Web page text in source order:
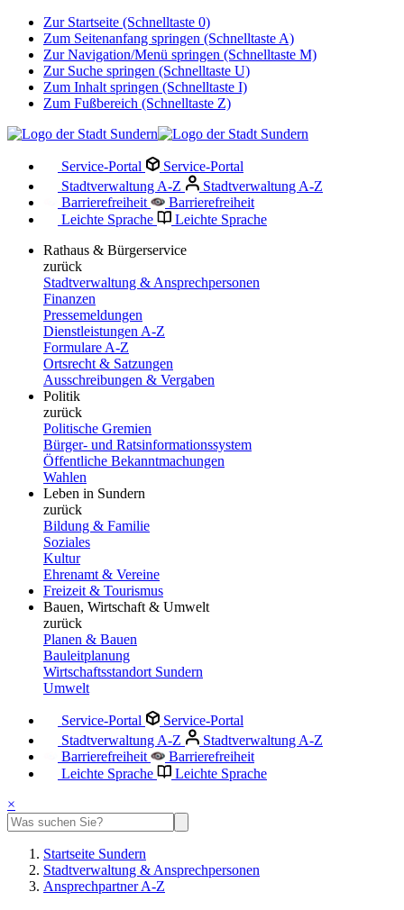
Zur Startseite (Schnelltaste 0)
Zum Seitenanfang springen (Schnelltaste A)
Zur Navigation/Menü springen (Schnelltaste M)
Zur Suche springen (Schnelltaste U)
Zum Inhalt springen (Schnelltaste I)
Zum Fußbereich (Schnelltaste Z)
Service-Portal
Service-Portal
Stadtverwaltung A-Z
Stadtverwaltung A-Z
Barrierefreiheit
Barrierefreiheit
Leichte Sprache
Leichte Sprache
Rathaus & Bürgerservice
zurück
Stadtverwaltung & Ansprechpersonen
Finanzen
Pressemeldungen
Dienstleistungen A-Z
Formulare A-Z
Ortsrecht & Satzungen
Ausschreibungen & Vergaben
Politik
zurück
Politische Gremien
Bürger- und Ratsinformationssystem
Öffentliche Bekanntmachungen
Wahlen
Leben in Sundern
zurück
Bildung & Familie
Soziales
Kultur
Ehrenamt & Vereine
Freizeit & Tourismus
Bauen, Wirtschaft & Umwelt
zurück
Planen & Bauen
Bauleitplanung
Wirtschaftsstandort Sundern
Umwelt
Service-Portal
Service-Portal
Stadtverwaltung A-Z
Stadtverwaltung A-Z
Barrierefreiheit
Barrierefreiheit
Leichte Sprache
Leichte Sprache
×
Startseite Sundern
Stadtverwaltung & Ansprechpersonen
Ansprechpartner A-Z